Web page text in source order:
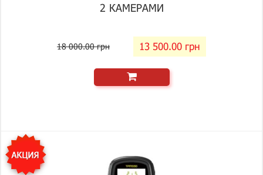
2 КАМЕРАМИ
18 000.00 грн 13 500.00 грн